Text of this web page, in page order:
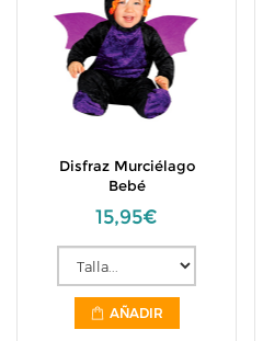
Disfraz Murciélago
Bebé
15,95€
AÑADIR